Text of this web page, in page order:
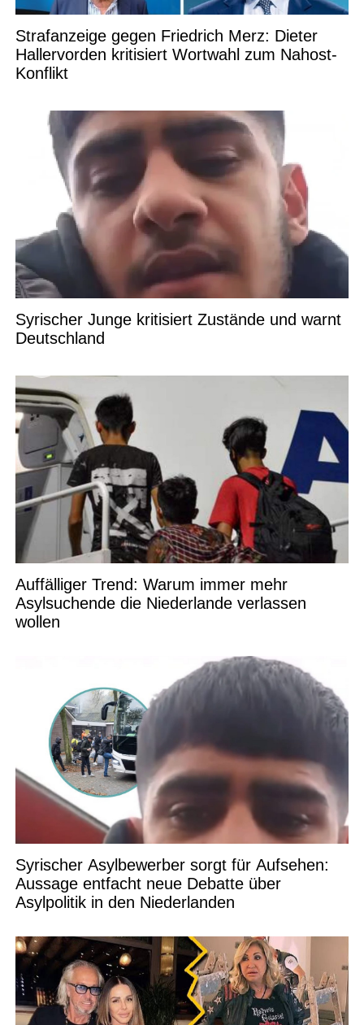
Strafanzeige gegen Friedrich Merz: Dieter
Hallervorden kritisiert Wortwahl zum Nahost-
Konflikt
Syrischer Junge kritisiert Zustände und warnt
Deutschland
Auffälliger Trend: Warum immer mehr
Asylsuchende die Niederlande verlassen
wollen
Syrischer Asylbewerber sorgt für Aufsehen:
Aussage entfacht neue Debatte über
Asylpolitik in den Niederlanden